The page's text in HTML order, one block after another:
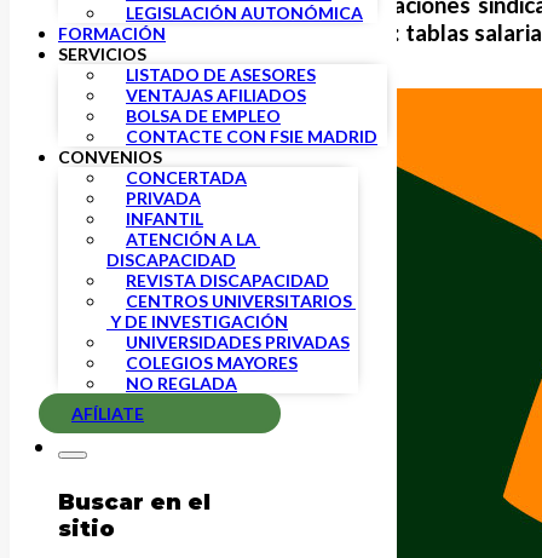
LEGISLACIÓN AUTONÓMICA
FORMACIÓN
SERVICIOS
LISTADO DE ASESORES
VENTAJAS AFILIADOS
BOLSA DE EMPLEO
CONTACTE CON FSIE MADRID
CONVENIOS
CONCERTADA
PRIVADA
INFANTIL
ATENCIÓN A LA
DISCAPACIDAD
REVISTA DISCAPACIDAD
CENTROS UNIVERSITARIOS
Y DE INVESTIGACIÓN
UNIVERSIDADES PRIVADAS
COLEGIOS MAYORES
NO REGLADA
AFÍLIATE
Buscar en el
sitio
bloques que hemos enumerado: tablas